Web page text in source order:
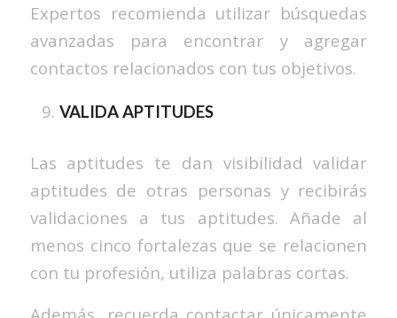
Expertos recomienda utilizar búsquedas
avanzadas para encontrar y agregar
contactos relacionados con tus objetivos.
VALIDA APTITUDES
Las aptitudes te dan visibilidad validar
aptitudes de otras personas y recibirás
validaciones a tus aptitudes. Añade al
menos cinco fortalezas que se relacionen
con tu profesión, utiliza palabras cortas.